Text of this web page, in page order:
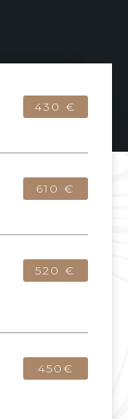
430 €
610 €
520 €
450€